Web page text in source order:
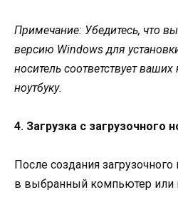
Примечание: Убедитесь, что
версию Windows для
носитель соответствует
ноутбуку.
4. Загрузка с загрузочного
После создания загрузочного
в выбранный компьютер или